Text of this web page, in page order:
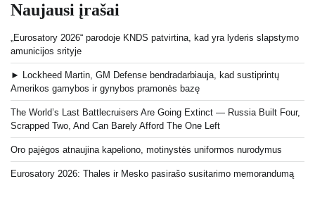
Naujausi įrašai
„Eurosatory 2026“ parodoje KNDS patvirtina, kad yra lyderis slapstymo
amunicijos srityje
► Lockheed Martin, GM Defense bendradarbiauja, kad sustiprintų
Amerikos gamybos ir gynybos pramonės bazę
The World’s Last Battlecruisers Are Going Extinct — Russia Built Four,
Scrapped Two, And Can Barely Afford The One Left
Oro pajėgos atnaujina kapeliono, motinystės uniformos nurodymus
Eurosatory 2026: Thales ir Mesko pasirašo susitarimo memorandumą